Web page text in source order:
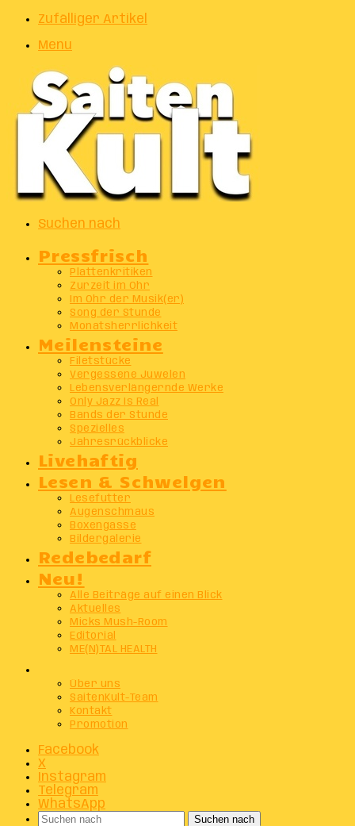
Zufälliger Artikel
Menu
Suchen nach
Pressfrisch
Plattenkritiken
Zurzeit im Ohr
Im Ohr der Musik(er)
Song der Stunde
Monatsherrlichkeit
Meilensteine
Filetstücke
Vergessene Juwelen
Lebensverlängernde Werke
Only Jazz Is Real
Bands der Stunde
Spezielles
Jahresrückblicke
Livehaftig
Lesen & Schwelgen
Lesefutter
Augenschmaus
Boxengasse
Bildergalerie
Redebedarf
Neu!
Alle Beiträge auf einen Blick
Aktuelles
Micks Mush-Room
Editorial
ME(N)TAL HEALTH
Über uns
SaitenKult-Team
Kontakt
Promotion
Facebook
X
Instagram
Telegram
WhatsApp
Suchen nach